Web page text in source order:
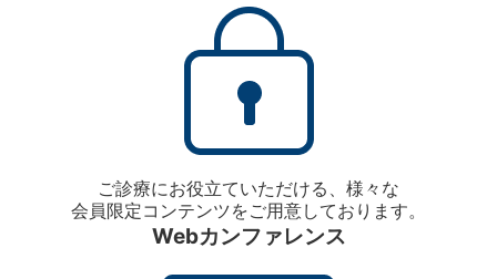
ご診療にお役立ていただける、様々な
会員限定コンテンツをご用意しております。
Webカンファレンス